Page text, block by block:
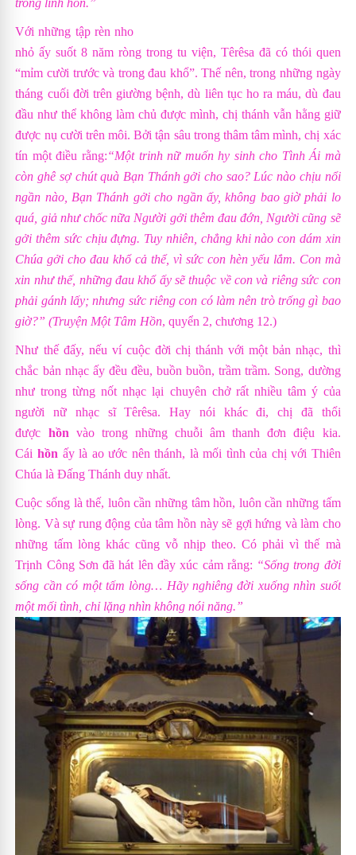
Với những tập rèn nho
nhỏ ấy suốt 8 năm ròng trong tu viện, Têrêsa đã có thói quen
“mỉm cười trước và trong đau khổ”. Thế nên, trong những ngày
tháng cuối đời trên giường bệnh, dù liên tục ho ra máu, dù đau
đầu như thể không làm chủ được mình, chị thánh vẫn hằng giữ
được nụ cười trên môi. Bởi tận sâu trong thâm tâm mình, chị xác
tín một điều rằng:“Một trinh nữ muốn hy sinh cho Tình Ái mà
còn ghê sợ chút quà Bạn Thánh gởi cho sao? Lúc nào chịu nổi
ngần nào, Bạn Thánh gởi cho ngần ấy, không bao giờ phải lo
quá, giả như chốc nữa Người gởi thêm đau đớn, Người cũng sẽ
gởi thêm sức chịu đựng. Tuy nhiên, chẳng khi nào con dám xin
Chúa gởi cho đau khổ cả thể, vì sức con hèn yếu lắm. Con mà
xin như thế, những đau khổ ấy sẽ thuộc về con và riêng sức con
phải gánh lấy; nhưng sức riêng con có làm nên trò trống gì bao
giờ?” (Truyện Một Tâm Hồn, quyển 2, chương 12.)
Như thế đấy, nếu ví cuộc đời chị thánh với một bản nhạc, thì
chắc bản nhạc ấy đều đều, buồn buồn, trầm trầm. Song, dường
như trong từng nốt nhạc lại chuyên chở rất nhiều tâm ý của
người nữ nhạc sĩ Têrêsa. Hay nói khác đi, chị đã thổi
được hồn vào trong những chuỗi âm thanh đơn điệu kia.
Cái hồn ấy là ao ước nên thánh, là mối tình của chị với Thiên
Chúa là Đấng Thánh duy nhất.
Cuộc sống là thế, luôn cần những tâm hồn, luôn cần những tấm
lòng. Và sự rung động của tâm hồn này sẽ gợi hứng và làm cho
những tấm lòng khác cũng vỗ nhịp theo. Có phải vì thế mà
Trịnh Công Sơn đã hát lên đầy xúc cảm rằng: “Sống trong đời
sống cần có một tấm lòng… Hãy nghiêng đời xuống nhìn suốt
một mối tình, chỉ lặng nhìn không nói năng.”